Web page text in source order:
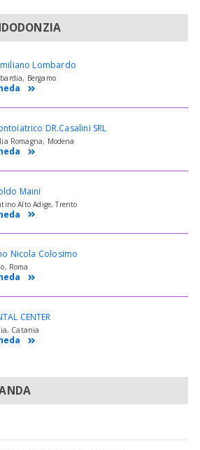
Lombardo
Bergamo
DR.Casalini SRL
Romagna, Modena
Maini
Alto Adige, Trento
Nicola Colosimo
Roma
CENTER
Catania